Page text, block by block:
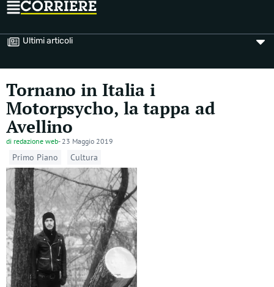
Ultimi articoli
Tornano in Italia i
Motorpsycho, la tappa ad
Avellino
di redazione web- 23 Maggio 2019
Primo Piano Cultura